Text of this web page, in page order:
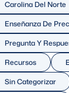
Carolina Del Norte
Enseñanza De
Pregunta Y
Recursos
Sin Categorizar